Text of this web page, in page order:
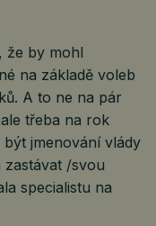
že by mohl
na základě voleb
A to ne na pár
třeba na rok
jmenování vlády
/svou
specialistu na